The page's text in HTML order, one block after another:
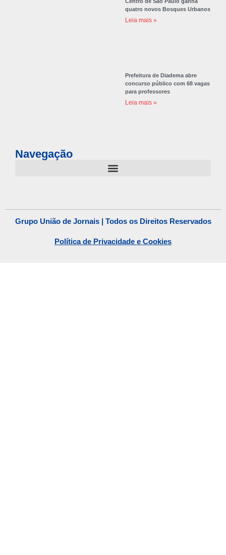
quatro novos Bosques Urbanos
Leia mais »
Prefeitura de Diadema abre
concurso público com 68 vagas
para professores
Leia mais »
Navegação
Grupo União de Jornais | Todos os Direitos Reservados
Política de Privacidade e Cookies